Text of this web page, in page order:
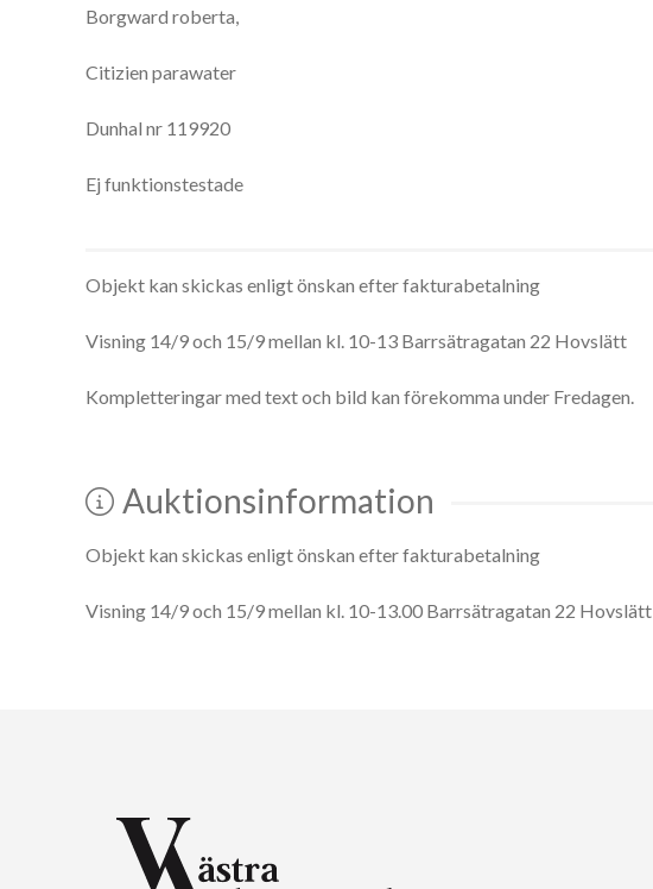
Borgward roberta,
Citizien parawater
Dunhal nr 119920
Ej funktionstestade
Objekt kan skickas enligt önskan efter fakturabetalning
Visning 14/9 och 15/9 mellan kl. 10-13 Barrsätragatan 22 Hovslätt
Kompletteringar med text och bild kan förekomma under Fredagen.
Auktionsinformation
Objekt kan skickas enligt önskan efter fakturabetalning
Visning 14/9 och 15/9 mellan kl. 10-13.00 Barrsätragatan 22 Hovslätt